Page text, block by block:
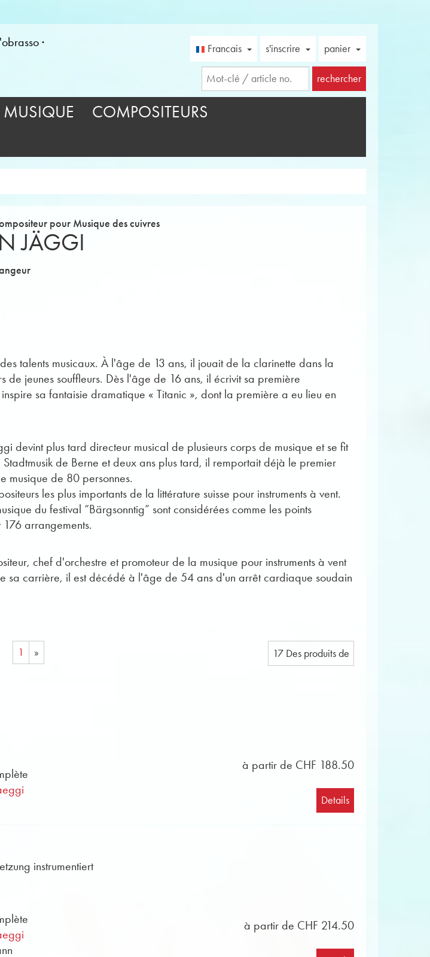
Francais s'inscrire panier
rechercher
MUSIQUE
COMPOSITEURS
pour Musique des cuivres
JÄGGI
talents musicaux. À l'âge de 13 ans, il jouait de la clarinette dans la
jeunes souffleurs. Dès l'âge de 16 ans, il écrivit sa première
sa fantaisie dramatique « Titanic », dont la première a eu lieu en
devint plus tard directeur musical de plusieurs corps de musique et se fit
de Berne et deux ans plus tard, il remportait déjà le premier
musique de 80 personnes.
les plus importants de la littérature suisse pour instruments à vent.
du festival “Bärgsonntig” sont considérées comme les points
arrangements.
chef d'orchestre et promoteur de la musique pour instruments à vent
sa carrière, il est décédé à l'âge de 54 ans d'un arrêt cardiaque soudain
17 Des produits de
1 »
à partir de CHF 188.50
Details
instrumentiert
à partir de CHF 214.50